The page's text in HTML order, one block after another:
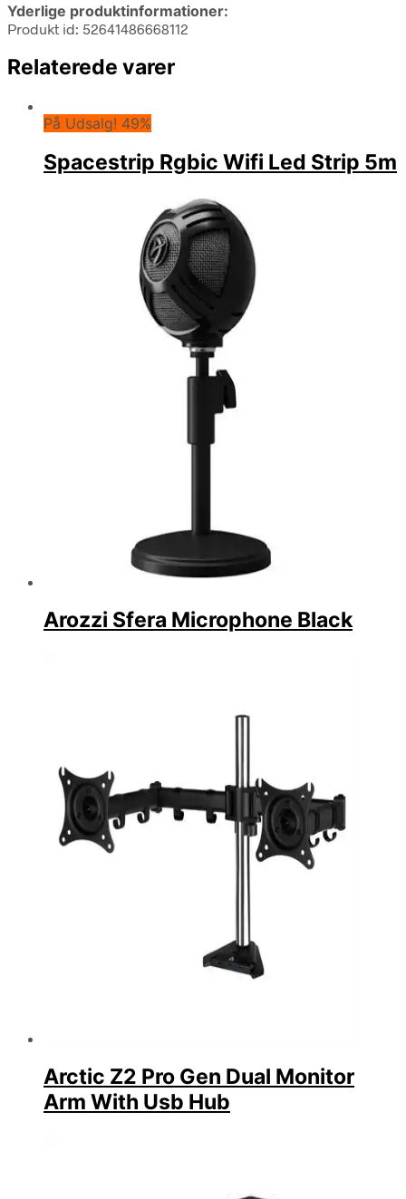
Yderlige produktinformationer:
Produkt id: 52641486668112
Relaterede varer
På Udsalg! 49%
Spacestrip Rgbic Wifi Led Strip 5m
Arozzi Sfera Microphone Black
Arctic Z2 Pro Gen Dual Monitor
Arm With Usb Hub